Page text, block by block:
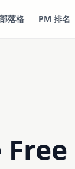
部落格 PM 排名
Free